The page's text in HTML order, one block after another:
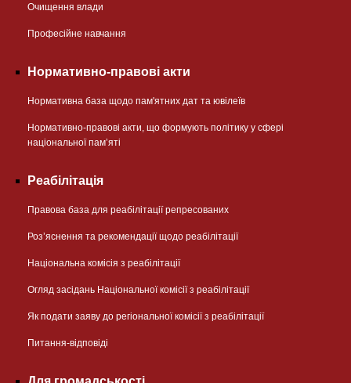
Очищення влади
Професійне навчання
Нормативно-правові акти
Нормативна база щодо пам'ятних дат та ювілеїв
Нормативно-правові акти, що формують політику у сфері
національної памʼяті
Реабілітація
Правова база для реабілітації репресованих
Розʼяснення та рекомендації щодо реабілітації
Національна комісія з реабілітації
Огляд засідань Національної комісії з реабілітації
Як подати заяву до регіональної комісії з реабілітації
Питання-відповіді